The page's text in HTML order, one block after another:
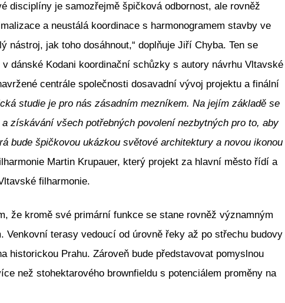
disciplíny je samozřejmě špičková odbornost, ale rovněž
a neustálá koordinace s harmonogramem stavby ve
nástroj, jak toho dosáhnout,“ doplňuje Jiří Chyba. Ten se
dánské Kodani koordinační schůzky s autory návrhu Vltavské
centrále společnosti dosavadní vývoj projektu a finální
studie je pro nás zásadním mezníkem. Na jejím základě se
získávání všech potřebných povolení nezbytných pro to, aby
bude špičkovou ukázkou světové architektury a novou ikonou
Martin Krupauer, který projekt za hlavní město řídí a
filharmonie.
že kromě své primární funkce se stane rovněž významným
terasy vedoucí od úrovně řeky až po střechu budovy
historickou Prahu. Zároveň bude představovat pomyslnou
než stohektarového brownfieldu s potenciálem proměny na